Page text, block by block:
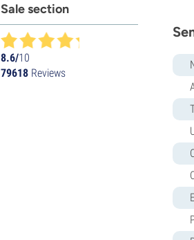
Sale section
8.6/10
79618 Reviews